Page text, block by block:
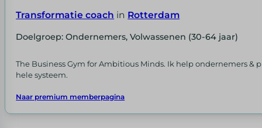
Transformatie coach in Rotterdam
Doelgroep: Ondernemers, Volwassenen (30-64 jaar)
The Business Gym for Ambitious Minds. Ik help ondernemers
hele systeem.
Naar premium memberpagina